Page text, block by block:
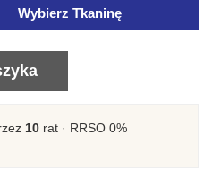
Wybierz Tkaninę
10 rat · RRSO 0%